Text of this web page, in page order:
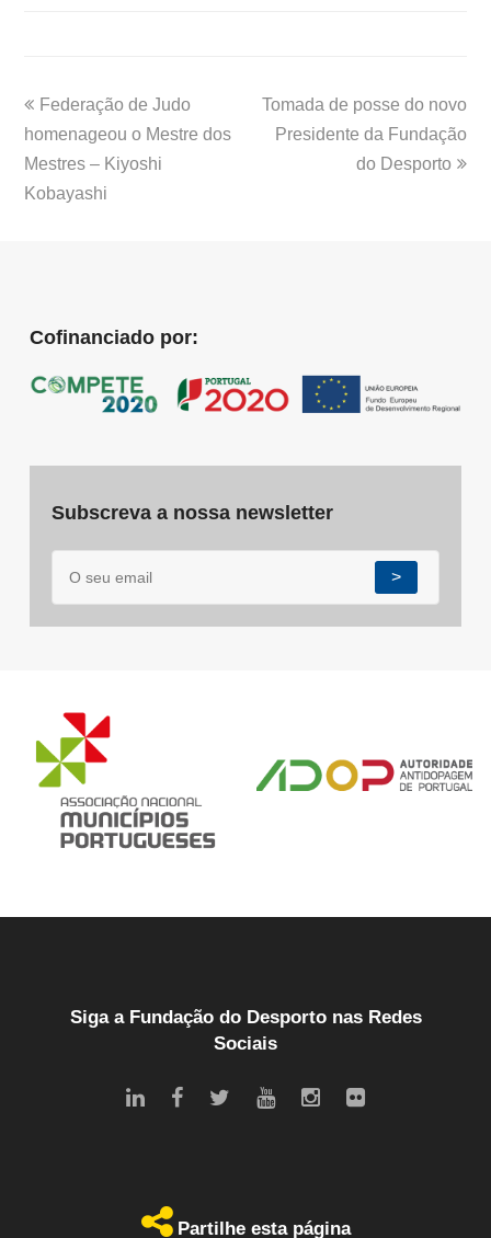
Tomada de posse do novo
Presidente da Fundação
do Desporto
Federação de Judo
homenageou o Mestre dos
Mestres – Kiyoshi
Kobayashi
Cofinanciado por:
Subscreva a nossa newsletter
>
Siga a Fundação do Desporto nas Redes
Sociais
Partilhe esta página